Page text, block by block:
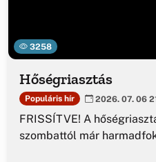
3258
Hőségriasztás
Populáris hír 2026. 07. 06
FRISSÍTVE! A
szombattól már